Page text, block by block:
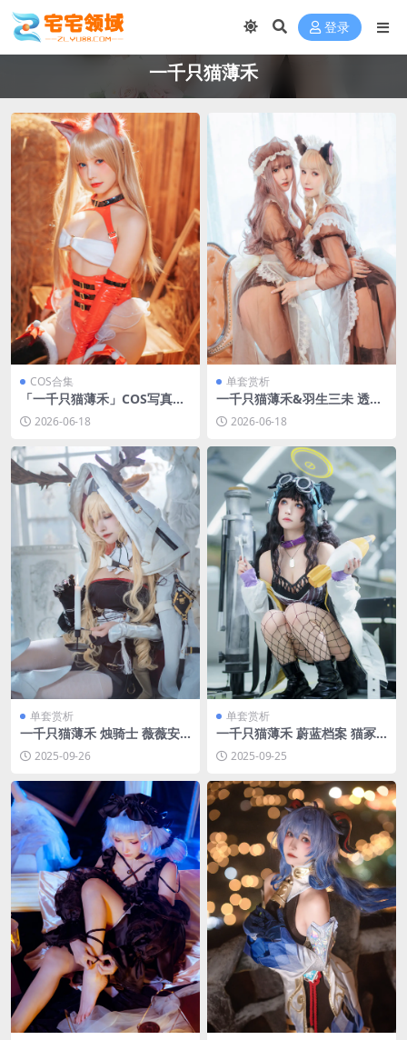
登录
一千只猫薄禾
COS合集
「一千只猫薄禾」COS写真合
集 [持续更新]
2026-06-18
单套赏析
一千只猫薄禾&羽生三未 透明
女仆[32P-261.6M]
2026-06-18
单套赏析
一千只猫薄禾 烛骑士 薇薇安
娜 [12P-124MB]
2025-09-26
单套赏析
一千只猫薄禾 蔚蓝档案 猫冢
响 [18P-191MB]
2025-09-25